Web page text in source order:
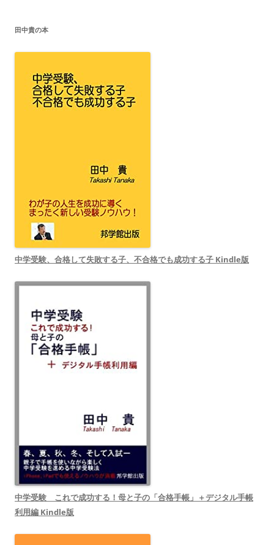
田中貴の本
中学受験、合格して失敗する子、不合格でも成功する子 Kindle版
中学受験 これで成功する！母と子の「合格手帳」＋デジタル手帳
利用編 Kindle版